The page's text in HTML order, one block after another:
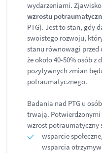
wydarzeniami.
wzrostu
PTG). Jest to stan, gdy
swoistego rozwoju,
stanu równowagi przed
że około 40-50% osób
pozytywnych zmian
potraumatycznego.
Badania nad PTG u
trwają.
wzrost potraumatyczny
wsparcie
wsparcia